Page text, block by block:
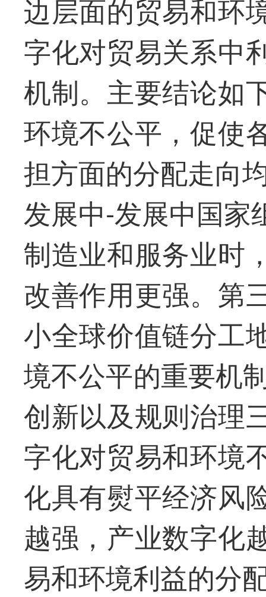
边层面的贸易和环
字化对贸易关系中
机制。主要结论如
环境不公平，促使
担方面的分配走向
发展中-发展中国家
制造业和服务业时
改善作用更强。第
小全球价值链分工
境不公平的重要机
创新以及规则治理
字化对贸易和环境
化具有熨平经济风
越强，产业数字化
易和环境利益的分